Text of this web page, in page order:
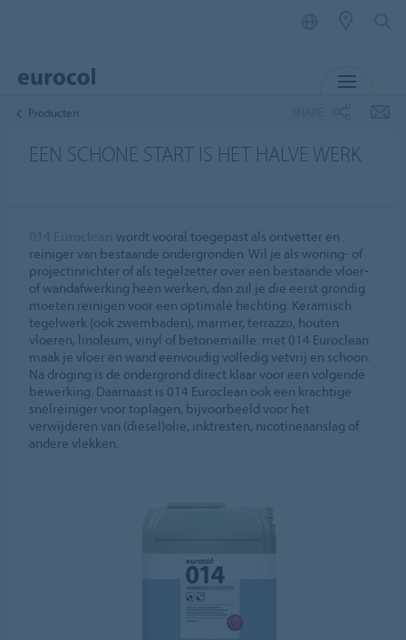
Producten
EEN SCHONE START IS HET HALVE WERK
wordt vooral toegepast als ontvetter en
reiniger van bestaande ondergronden. Wil je als woning- of
projectinrichter of als tegelzetter over een bestaande vloer-
of wandafwerking heen werken, dan zul je die eerst grondig
moeten reinigen voor een optimale hechting. Keramisch
tegelwerk (ook zwembaden), marmer, terrazzo, houten
vloeren, linoleum, vinyl of betonemaille: met 014 Euroclean
maak je vloer en wand eenvoudig volledig vetvrij en schoon.
Na droging is de ondergrond direct klaar voor een volgende
bewerking. Daarnaast is 014 Euroclean ook een krachtige
snelreiniger voor toplagen, bijvoorbeeld voor het
verwijderen van (diesel)olie, inktresten, nicotineaanslag of
andere vlekken.